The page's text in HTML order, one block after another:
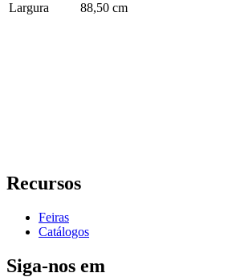
Largura
88,50 cm
Recursos
Feiras
Catálogos
Siga-nos em